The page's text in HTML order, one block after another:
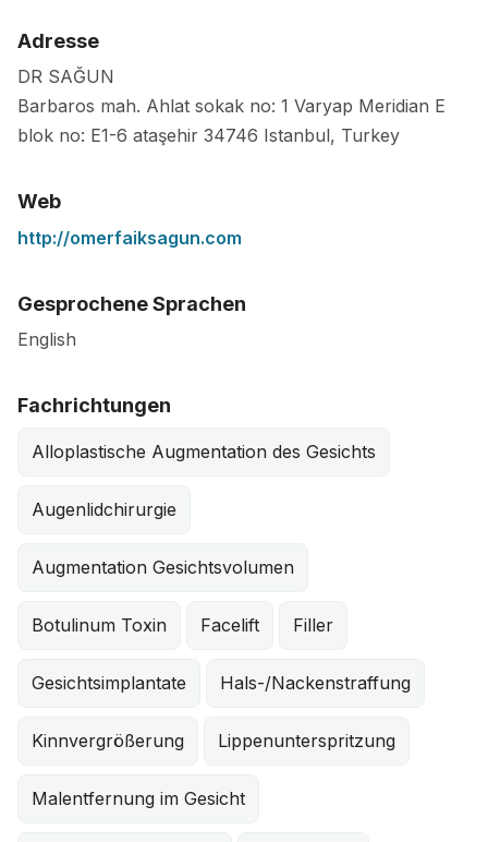
Adresse
DR SAĞUN
Barbaros mah. Ahlat sokak no: 1 Varyap Meridian E
blok no: E1-6 ataşehir 34746 Istanbul, Turkey
Web
http://omerfaiksagun.com
Gesprochene Sprachen
English
Fachrichtungen
Alloplastische Augmentation des Gesichts
Augenlidchirurgie
Augmentation Gesichtsvolumen
Botulinum Toxin Facelift Filler
Gesichtsimplantate Hals-/Nackenstraffung
Kinnvergrößerung Lippenunterspritzung
Malentfernung im Gesicht